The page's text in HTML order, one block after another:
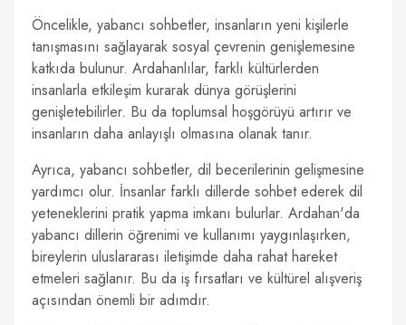
Öncelikle, yabancı sohbetler, insanların yeni kişilerle
tanışmasını sağlayarak sosyal çevrenin genişlemesine
katkıda bulunur. Ardahanlılar, farklı kültürlerden
insanlarla etkileşim kurarak dünya görüşlerini
genişletebilirler. Bu da toplumsal hoşgörüyü artırır ve
insanların daha anlayışlı olmasına olanak tanır.
Ayrıca, yabancı sohbetler, dil becerilerinin gelişmesine
yardımcı olur. İnsanlar farklı dillerde sohbet ederek dil
yeteneklerini pratik yapma imkanı bulurlar. Ardahan'da
yabancı dillerin öğrenimi ve kullanımı yaygınlaşırken,
bireylerin uluslararası iletişimde daha rahat hareket
etmeleri sağlanır. Bu da iş fırsatları ve kültürel alışveriş
açısından önemli bir adımdır.